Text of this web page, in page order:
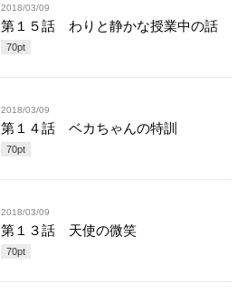
2018/03/09
第１５話 わりと静かな授業中の話
70pt
2018/03/09
第１４話 ベカちゃんの特訓
70pt
2018/03/09
第１３話 天使の微笑
70pt